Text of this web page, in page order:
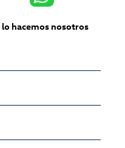
lo hacemos nosotros